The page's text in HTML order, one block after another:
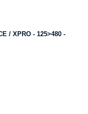
/ XPRO - 125>480 -